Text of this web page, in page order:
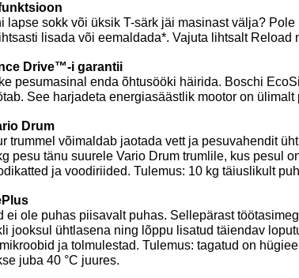
lapse sokk või üksik T-särk jäi masinast välja?
lisada või eemaldada*. Vajuta lihtsalt
Drive™-i garantii
pesumasinal enda õhtusööki häirida. Boschi
See harjadeta energiasäästlik mootor on
Drum
trummel võimaldab jaotada vett ja pesuvahendit
pesu tänu suurele Vario Drum trumlile, kus pesul
ja voodiriided. Tulemus: 10 kg täiuslikult
ei ole puhas piisavalt puhas. Sellepärast
jooksul ühtlasena ning lõppu lisatud täiendav
ja tolmulestad. Tulemus: tagatud on
juba 40 °C juures.